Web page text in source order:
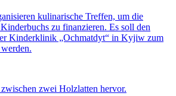
kulinarische Treffen, um die
zu finanzieren. Es soll den
Kinderklinik „Ochmatdyt“ in Kyjiw zum